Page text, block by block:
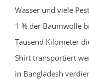
Wasser und viele
1 % der Baumwolle
Tausend Kilometer
Shirt transportiert
in Bangladesh